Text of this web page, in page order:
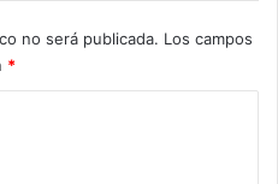
no será publicada. Los campos
*